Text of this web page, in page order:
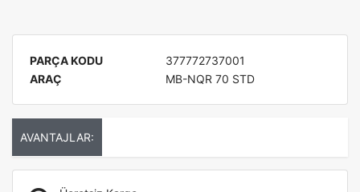
PARÇA KODU
377772737001
ARAÇ
MB-NQR 70 STD
AVANTAJLAR: